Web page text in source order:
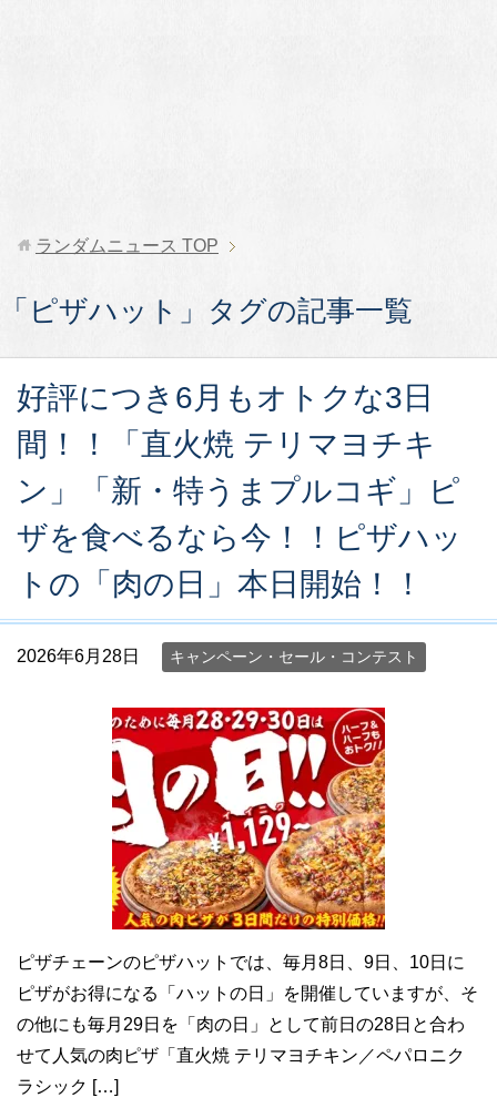
ランダムニュース TOP
「ピザハット」タグの記事一覧
好評につき6月もオトクな3日
間！！「直火焼 テリマヨチキ
ン」「新・特うまプルコギ」ピ
ザを食べるなら今！！ピザハッ
トの「肉の日」本日開始！！
2026年6月28日 キャンペーン・セール・コンテスト
ピザチェーンのピザハットでは、毎月8日、9日、10日に
ピザがお得になる「ハットの日」を開催していますが、そ
の他にも毎月29日を「肉の日」として前日の28日と合わ
せて人気の肉ピザ「直火焼 テリマヨチキン／ペパロニク
ラシック […]